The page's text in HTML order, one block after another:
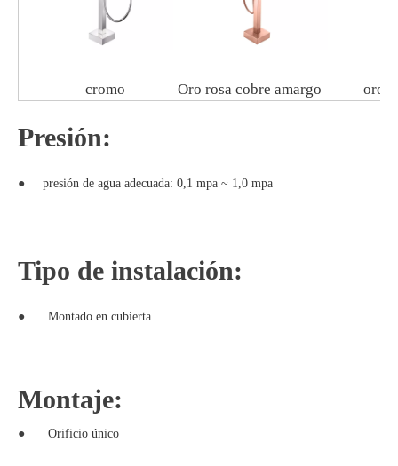
cromo Oro rosa cobre amargo oro
Presión:
● presión de agua adecuada: 0,1 mpa ~ 1,0 mpa
Tipo de instalación:
● Montado en cubierta
Montaje:
● Orificio único